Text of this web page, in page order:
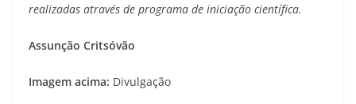
realizadas através de programa de iniciação científica.
Assunção Critsóvão
Imagem acima: Divulgação